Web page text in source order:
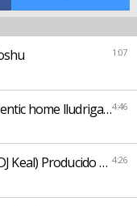
1:07
4:46
home lludriga)
4:26
Keal) Producido por